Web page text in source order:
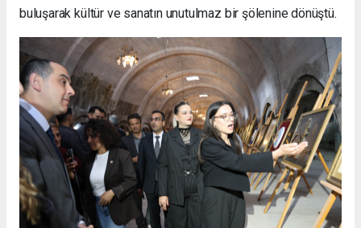
buluşarak kültür ve sanatın unutulmaz bir şölenine dönüştü.